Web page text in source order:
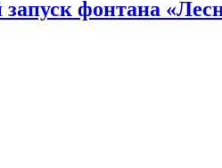
фонтана